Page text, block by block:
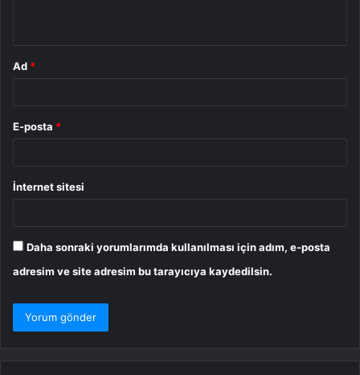
Ad *
E-posta *
İnternet sitesi
Daha sonraki yorumlarımda kullanılması için adım, e-posta
adresim ve site adresim bu tarayıcıya kaydedilsin.